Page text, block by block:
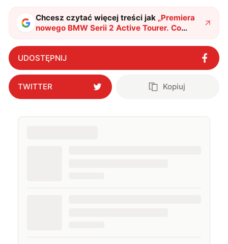
Chcesz czytać więcej treści jak „Premiera
nowego BMW Serii 2 Active Tourer. Co
przyniosła druga generacja MPV
premium?"?
UDOSTĘPNIJ
TWITTER Kopiuj